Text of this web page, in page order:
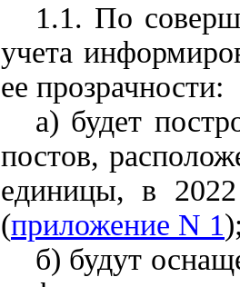
1.1. По
учета
ее прозрачности:
а) будет
постов,
единицы, в
(приложение N 1
б) будут